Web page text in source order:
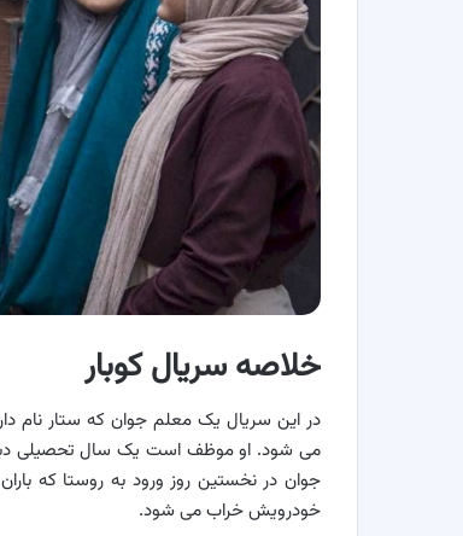
خلاصه سریال کوبار
در این سریال یک معلم جوان که ستار نام
می شود. او موظف است یک سال تحصیلی دبیر
جوان در نخستین روز ورود به روستا که
خودرویش خراب می شود.